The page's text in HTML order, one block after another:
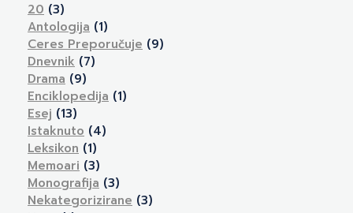
20 (3)
Antologija (1)
Ceres Preporučuje (9)
Dnevnik (7)
Drama (9)
Enciklopedija (1)
Esej (13)
Istaknuto (4)
Leksikon (1)
Memoari (3)
Monografija (3)
Nekategorizirane (3)